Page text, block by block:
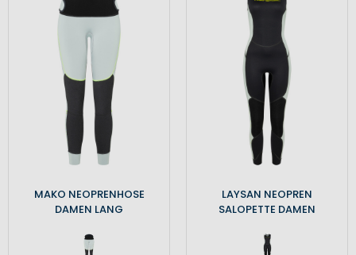
MAKO NEOPRENHOSE
DAMEN LANG
LAYSAN NEOPREN
SALOPETTE DAMEN